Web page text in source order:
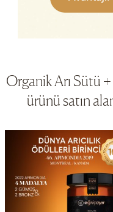
Organik Arı Sütü
ürünü satın